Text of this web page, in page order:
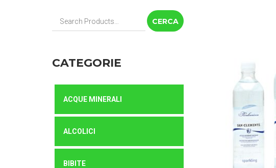
Cerca:
CATEGORIE
ACQUE MINERALI
ALCOLICI
BIBITE